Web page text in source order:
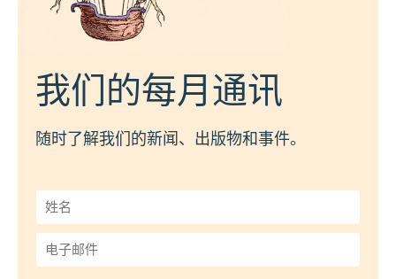
我们的每月通讯
随时了解我们的新闻、出版物和事件。
姓
名
*
子